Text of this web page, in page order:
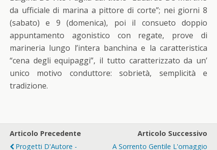
da ufficiale di marina a pittore di corte”; nei giorni 8
(sabato) e 9 (domenica), poi il consueto doppio
appuntamento agonistico con regate, prove di
marineria lungo l’intera banchina e la caratteristica
“cena degli equipaggi”, il tutto caratterizzato da un’
unico motivo conduttore: sobrietà, semplicità e
tradizione.
Articolo Precedente
Progetti D'Autore -
Articolo Successivo
A Sorrento Gentile L'omaggio